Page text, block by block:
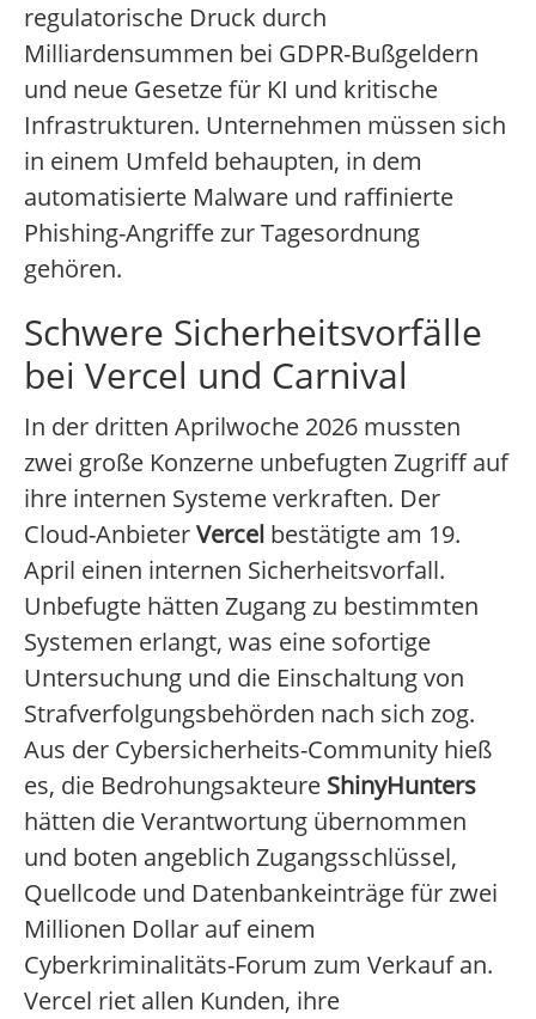
regulatorische Druck durch
Milliardensummen bei GDPR-Bußgeldern
und neue Gesetze für KI und kritische
Infrastrukturen. Unternehmen müssen sich
in einem Umfeld behaupten, in dem
automatisierte Malware und raffinierte
Phishing-Angriffe zur Tagesordnung
gehören.
Schwere Sicherheitsvorfälle
bei Vercel und Carnival
In der dritten Aprilwoche 2026 mussten
zwei große Konzerne unbefugten Zugriff auf
ihre internen Systeme verkraften. Der
Cloud-AnbieterVercel bestätigte am 19.
April einen internen Sicherheitsvorfall.
Unbefugte hätten Zugang zu bestimmten
Systemen erlangt, was eine sofortige
Untersuchung und die Einschaltung von
Strafverfolgungsbehörden nach sich zog.
Aus der Cybersicherheits-Community hieß
es, die Bedrohungsakteure ShinyHunters
hätten die Verantwortung übernommen
und boten angeblich Zugangsschlüssel,
Quellcode und Datenbankeinträge für zwei
Millionen Dollar auf einem
Cyberkriminalitäts-Forum zum Verkauf an.
Vercel riet allen Kunden, ihre